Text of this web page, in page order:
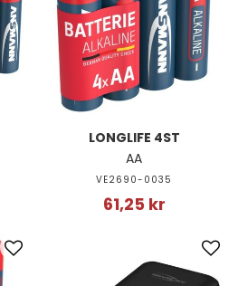
LONGLIFE 4ST
AA
VE2690-0035
61,25 kr